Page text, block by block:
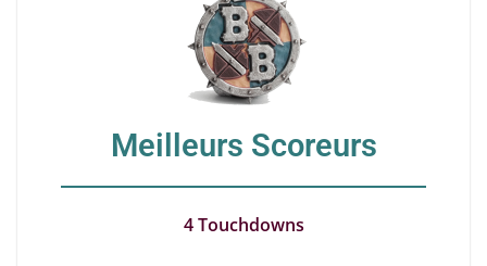
Meilleurs Scoreurs
4 Touchdowns